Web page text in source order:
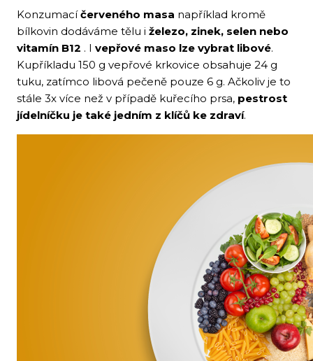
Konzumacíčerveného masa například kromě
bílkovin dodáváme tělu i železo, zinek, selen nebo
vitamín B12 . I vepřové maso lze vybrat libové.
Kupříkladu 150 g vepřové krkovice obsahuje 24 g
tuku, zatímco libová pečeně pouze 6 g. Ačkoliv je to
stále 3x více než v případě kuřecího prsa, pestrost
jídelníčku je také jedním z klíčů ke zdraví.